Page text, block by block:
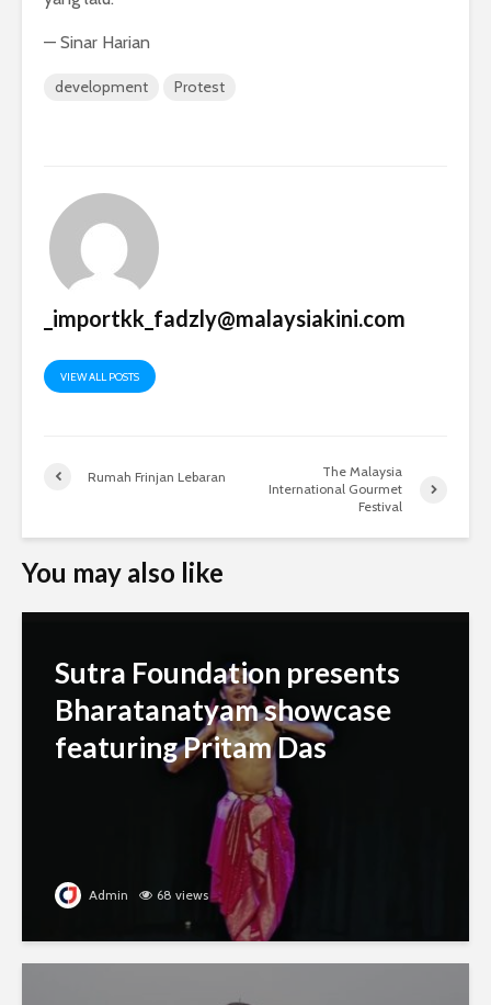
— Sinar Harian
development Protest
_importkk_fadzly@malaysiakini.com
VIEW ALL POSTS
Rumah Frinjan Lebaran
The Malaysia
International Gourmet
Festival
You may also like
Sutra Foundation presents
Bharatanatyam showcase
featuring Pritam Das
Admin 68 views